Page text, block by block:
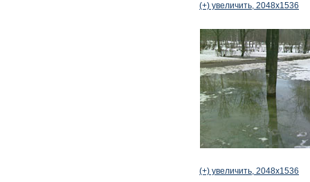
(+) увеличить, 2048x1536
(+) увеличить, 2048x1536